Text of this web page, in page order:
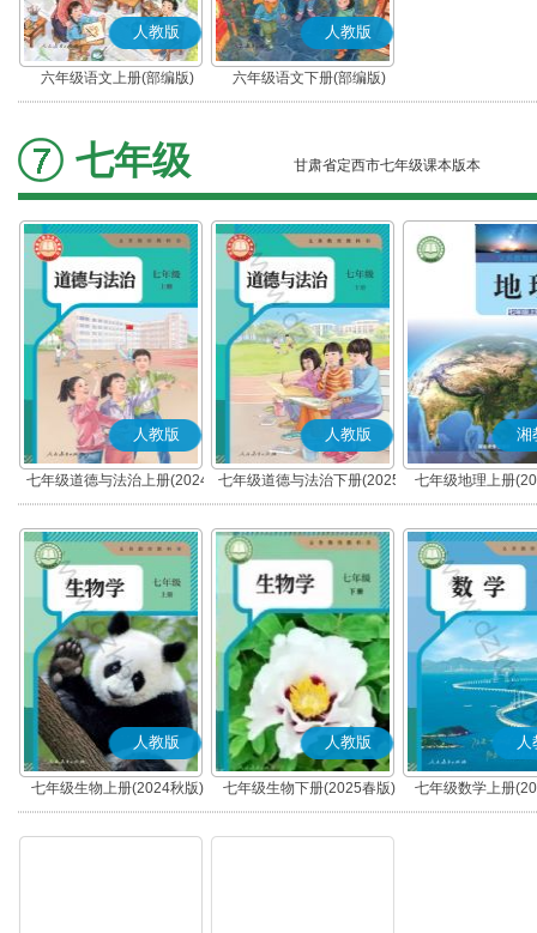
人教版
六年级语文上册(部编版)
人教版
六年级语文下册(部编版)
七年级 甘肃省定西市七年级课本版本
人教版
七年级道德与法治上册(2024
秋版)(部编版)
人教版
七年级道德与法治下册(2025
春版)(部编版)
湘
七年级地理上册
人教版
七年级生物上册(2024秋版)
人教版
七年级生物下册(2025春版)
人
七年级数学上册